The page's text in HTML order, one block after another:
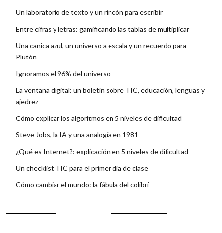
Un laboratorio de texto y un rincón para escribir
Entre cifras y letras: gamificando las tablas de multiplicar
Una canica azul, un universo a escala y un recuerdo para
Plutón
Ignoramos el 96% del universo
La ventana digital: un boletín sobre TIC, educación, lenguas y
ajedrez
Cómo explicar los algoritmos en 5 niveles de dificultad
Steve Jobs, la IA y una analogía en 1981
¿Qué es Internet?: explicación en 5 niveles de dificultad
Un checklist TIC para el primer día de clase
Cómo cambiar el mundo: la fábula del colibrí